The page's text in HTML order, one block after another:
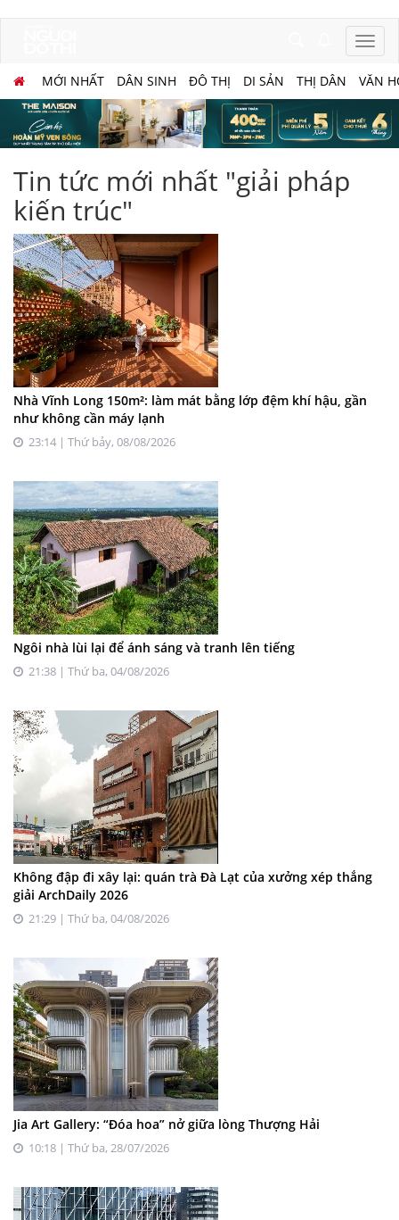
MỚI NHẤT DÂN SINH ĐÔ THỊ DI SẢN THỊ DÂN VĂN
Tin tức mới nhất "giải pháp
kiến trúc"
Nhà Vĩnh Long 150m²: làm mát bằng lớp đệm khí hậu, gần
như không cần máy lạnh
23:14 | Thứ bảy, 08/08/2026
Ngôi nhà lùi lại để ánh sáng và tranh lên tiếng
21:38 | Thứ ba, 04/08/2026
Không đập đi xây lại: quán trà Đà Lạt của xưởng xép thắng
giải ArchDaily 2026
21:29 | Thứ ba, 04/08/2026
Jia Art Gallery: “Đóa hoa” nở giữa lòng Thượng Hải
10:18 | Thứ ba, 28/07/2026